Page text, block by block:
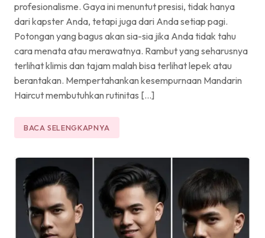
profesionalisme. Gaya ini menuntut presisi, tidak hanya
dari kapster Anda, tetapi juga dari Anda setiap pagi.
Potongan yang bagus akan sia-sia jika Anda tidak tahu
cara menata atau merawatnya. Rambut yang seharusnya
terlihat klimis dan tajam malah bisa terlihat lepek atau
berantakan. Mempertahankan kesempurnaan Mandarin
Haircut membutuhkan rutinitas […]
BACA SELENGKAPNYA